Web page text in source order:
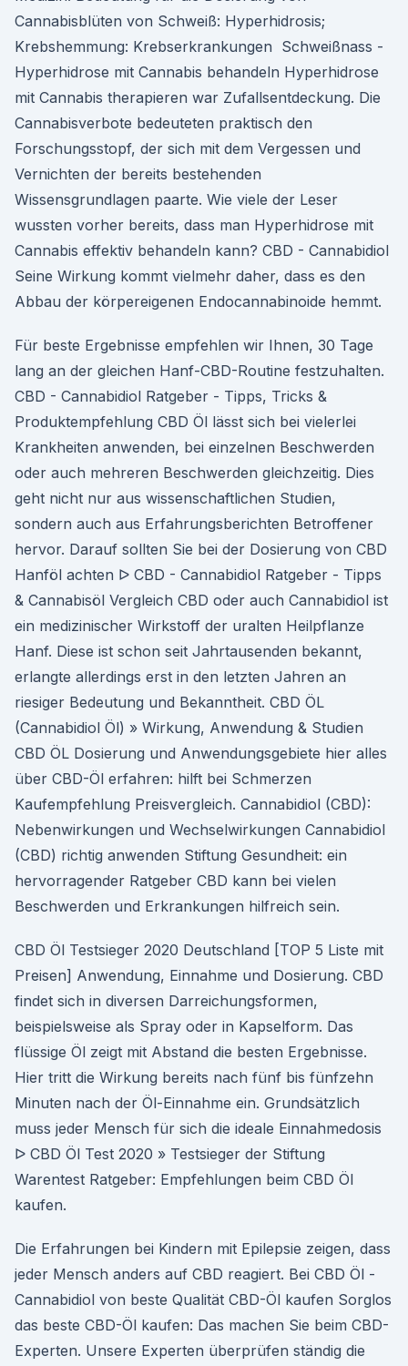
Cannabisblüten von Schweiß: Hyperhidrosis;
Krebshemmung: Krebserkrankungen Schweißnass -
Hyperhidrose mit Cannabis behandeln Hyperhidrose
mit Cannabis therapieren war Zufallsentdeckung. Die
Cannabisverbote bedeuteten praktisch den
Forschungsstopf, der sich mit dem Vergessen und
Vernichten der bereits bestehenden
Wissensgrundlagen paarte. Wie viele der Leser
wussten vorher bereits, dass man Hyperhidrose mit
Cannabis effektiv behandeln kann? CBD - Cannabidiol
Seine Wirkung kommt vielmehr daher, dass es den
Abbau der körpereigenen Endocannabinoide hemmt.
Für beste Ergebnisse empfehlen wir Ihnen, 30 Tage
lang an der gleichen Hanf-CBD-Routine festzuhalten. ️
CBD - Cannabidiol Ratgeber - Tipps, Tricks &
Produktempfehlung CBD Öl lässt sich bei vielerlei
Krankheiten anwenden, bei einzelnen Beschwerden
oder auch mehreren Beschwerden gleichzeitig. Dies
geht nicht nur aus wissenschaftlichen Studien,
sondern auch aus Erfahrungsberichten Betroffener
hervor. Darauf sollten Sie bei der Dosierung von CBD
Hanföl achten ᐅ CBD - Cannabidiol Ratgeber - Tipps
& Cannabisöl Vergleich CBD oder auch Cannabidiol ist
ein medizinischer Wirkstoff der uralten Heilpflanze
Hanf. Diese ist schon seit Jahrtausenden bekannt,
erlangte allerdings erst in den letzten Jahren an
riesiger Bedeutung und Bekanntheit. CBD ÖL
(Cannabidiol Öl) » Wirkung, Anwendung & Studien
CBD ÖL Dosierung und Anwendungsgebiete hier alles
über CBD-Öl erfahren: hilft bei Schmerzen
Kaufempfehlung Preisvergleich. Cannabidiol (CBD):
Nebenwirkungen und Wechselwirkungen Cannabidiol
(CBD) richtig anwenden Stiftung Gesundheit: ein
hervorragender Ratgeber CBD kann bei vielen
Beschwerden und Erkrankungen hilfreich sein.
CBD Öl Testsieger 2020 Deutschland [TOP 5 Liste mit
Preisen] Anwendung, Einnahme und Dosierung. CBD
findet sich in diversen Darreichungsformen,
beispielsweise als Spray oder in Kapselform. Das
flüssige Öl zeigt mit Abstand die besten Ergebnisse.
Hier tritt die Wirkung bereits nach fünf bis fünfzehn
Minuten nach der Öl-Einnahme ein. Grundsätzlich
muss jeder Mensch für sich die ideale Einnahmedosis
ᐅ CBD Öl Test 2020 » Testsieger der Stiftung
Warentest Ratgeber: Empfehlungen beim CBD Öl
kaufen.
Die Erfahrungen bei Kindern mit Epilepsie zeigen, dass
jeder Mensch anders auf CBD reagiert. Bei CBD Öl -
Cannabidiol von beste Qualität CBD-Öl kaufen Sorglos
das beste CBD-Öl kaufen: Das machen Sie beim CBD-
Experten. Unsere Experten überprüfen ständig die